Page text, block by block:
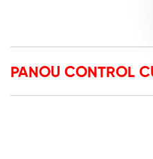
PANOU CONTROL